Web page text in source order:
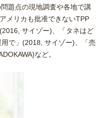
題点の現地調査や各地で講
メリカも批准できないTPP
サイゾー)、「タネはど
で」(2018, サイゾー)、「売
など。